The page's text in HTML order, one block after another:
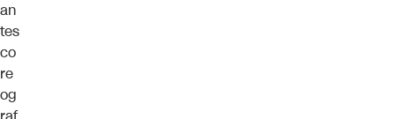
an
tes
co
re
og